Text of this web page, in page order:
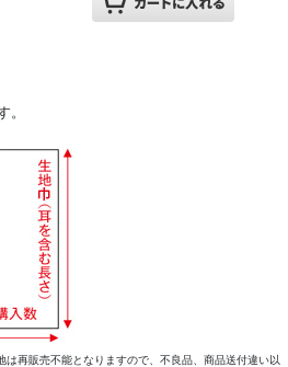
再販売不能となりますので、不良品、商品送付違い以